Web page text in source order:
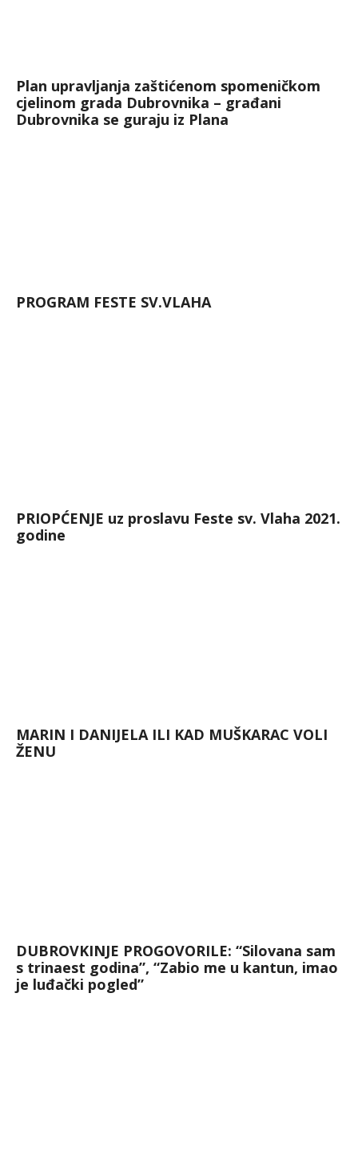
Plan upravljanja zaštićenom spomeničkom
cjelinom grada Dubrovnika – građani
Dubrovnika se guraju iz Plana
PROGRAM FESTE SV.VLAHA
PRIOPĆENJE uz proslavu Feste sv. Vlaha 2021.
godine
MARIN I DANIJELA ILI KAD MUŠKARAC VOLI
ŽENU
DUBROVKINJE PROGOVORILE: “Silovana sam
s trinaest godina”, “Zabio me u kantun, imao
je luđački pogled”